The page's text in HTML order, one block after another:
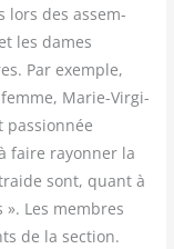
lors des assem­
les dames
Par exemple,
Marie-Vir­gi­
pas­sion­née
faire rayon­ner la
sont, quant à
». Les membres
de la sec­tion.